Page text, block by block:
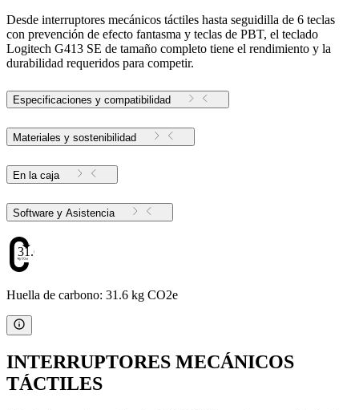
Desde interruptores mecánicos táctiles hasta seguidilla de 6 teclas
con prevención de efecto fantasma y teclas de PBT, el teclado
Logitech G413 SE de tamaño completo tiene el rendimiento y la
durabilidad requeridos para competir.
Especificaciones y compatibilidad
Materiales y sostenibilidad
En la caja
Software y Asistencia
31.6
Huella de carbono: 31.6 kg CO2e
INTERRUPTORES MECÁNICOS
TÁCTILES